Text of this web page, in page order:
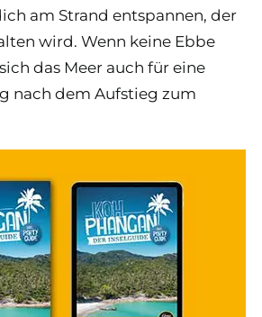
am Strand entspannen, der
wird. Wenn keine Ebbe
das Meer auch für eine
nach dem Aufstieg zum